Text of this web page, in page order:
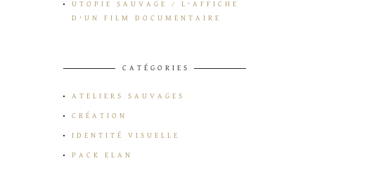
UTOPIE SAUVAGE / L’AFFICHE
D’UN FILM DOCUMENTAIRE
CATÉGORIES
ATELIERS SAUVAGES
CRÉATION
IDENTITÉ VISUELLE
PACK ELAN